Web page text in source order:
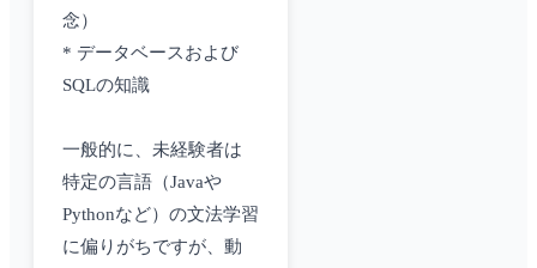
念）
* データベースおよび
SQLの知識
一般的に、未経験者は
特定の言語（Javaや
Pythonなど）の文法学習
に偏りがちですが、動